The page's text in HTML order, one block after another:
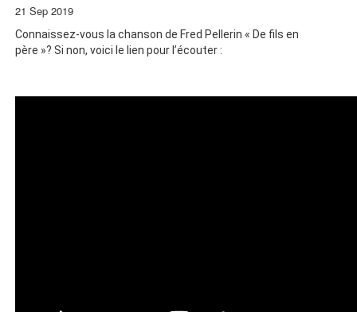
21 Sep 2019
Connaissez-vous la chanson de Fred Pellerin « De fils en
père »? Si non, voici le lien pour l’écouter :